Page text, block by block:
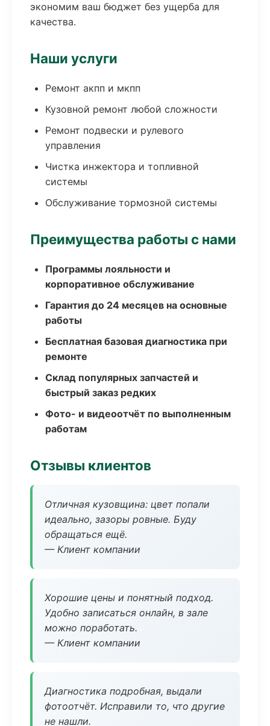
экономим ваш бюджет без ущерба для
качества.
Наши услуги
Ремонт акпп и мкпп
Кузовной ремонт любой сложности
Ремонт подвески и рулевого
управления
Чистка инжектора и топливной
системы
Обслуживание тормозной системы
Преимущества работы с нами
Программы лояльности и
корпоративное обслуживание
Гарантия до 24 месяцев на основные
работы
Бесплатная базовая диагностика при
ремонте
Склад популярных запчастей и
быстрый заказ редких
Фото- и видеоотчёт по выполненным
работам
Отзывы клиентов
Отличная кузовщина: цвет попали
идеально, зазоры ровные. Буду
обращаться ещё.
— Клиент компании
Хорошие цены и понятный подход.
Удобно записаться онлайн, в зале
можно поработать.
— Клиент компании
Диагностика подробная, выдали
фотоотчёт. Исправили то, что другие
не нашли.